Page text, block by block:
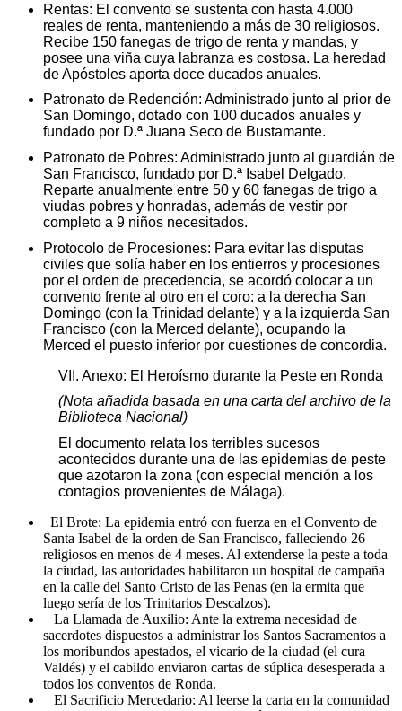
Rentas: El convento se sustenta con hasta 4.000
reales de renta, manteniendo a más de 30 religiosos.
Recibe 150 fanegas de trigo de renta y mandas, y
posee una viña cuya labranza es costosa. La heredad
de Apóstoles aporta doce ducados anuales.
Patronato de Redención: Administrado junto al prior de
San Domingo, dotado con 100 ducados anuales y
fundado por D.ª Juana Seco de Bustamante.
Patronato de Pobres: Administrado junto al guardián de
San Francisco, fundado por D.ª Isabel Delgado.
Reparte anualmente entre 50 y 60 fanegas de trigo a
viudas pobres y honradas, además de vestir por
completo a 9 niños necesitados.
Protocolo de Procesiones: Para evitar las disputas
civiles que solía haber en los entierros y procesiones
por el orden de precedencia, se acordó colocar a un
convento frente al otro en el coro: a la derecha San
Domingo (con la Trinidad delante) y a la izquierda San
Francisco (con la Merced delante), ocupando la
Merced el puesto inferior por cuestiones de concordia.
VII. Anexo: El Heroísmo durante la Peste en Ronda
(Nota añadida basada en una carta del archivo de la
Biblioteca Nacional)
El documento relata los terribles sucesos
acontecidos durante una de las epidemias de peste
que azotaron la zona (con especial mención a los
contagios provenientes de Málaga).
El Brote: La epidemia entró con fuerza en el Convento de
Santa Isabel de la orden de San Francisco, falleciendo 26
religiosos en menos de 4 meses. Al extenderse la peste a toda
la ciudad, las autoridades habilitaron un hospital de campaña
en la calle del Santo Cristo de las Penas (en la ermita que
luego sería de los Trinitarios Descalzos).
La Llamada de Auxilio: Ante la extrema necesidad de
sacerdotes dispuestos a administrar los Santos Sacramentos a
los moribundos apestados, el vicario de la ciudad (el cura
Valdés) y el cabildo enviaron cartas de súplica desesperada a
todos los conventos de Ronda.
El Sacrificio Mercedario: Al leerse la carta en la comunidad